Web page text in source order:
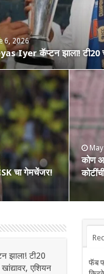
6, 2026
Iyer कॅप्टन झाला! टी20
चा गेमचेंजर!
कोण
2, 2026
Raghu Sharma? वय 33,
रेकॉर्ड!
झाला! टी20
एशियन
फॅब